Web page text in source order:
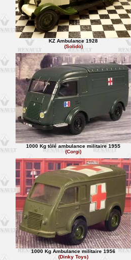
KZ Ambulance 1928
(Solido)
1000 Kg tôlé ambulance militaire 1955
(Corgi)
1000 Kg Ambulance militaire 1956
(Dinky Toys)